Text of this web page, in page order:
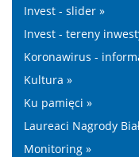
Invest - slider »
Invest - tereny
Koronawirus -
Kultura »
Ku pamięci »
Laureaci Nagrody
Monitoring »